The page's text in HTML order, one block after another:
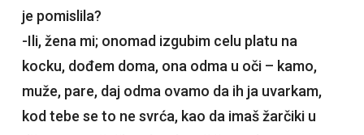
je pomislila?
-Ili, žena mi; onomad izgubim celu platu na
kocku, dođem doma, ona odma u oči – kamo,
muže, pare, daj odma ovamo da ih ja uvarkam,
kod tebe se to ne svrća, kao da imaš žarčiki u